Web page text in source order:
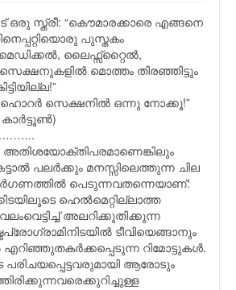
സ്ത്രീ: “കൌമാരക്കാരെ എങ്ങനെ
പുസ്തകം
ലൈഫ്സ്റ്റൈല്‍,
മൊത്തം തിരഞ്ഞിട്ടും
സെക്ഷനില്‍ ഒന്നു നോക്കൂ!”
അതിശയോക്തിപരമാണെങ്കിലും
പലര്‍ക്കും മനസ്സിലെത്തുന്ന ചില
പെടുന്നവതന്നെയാണ്:
ഹെല്‍മെറ്റില്ലാത്ത
അലറിക്കുതിക്കുന്ന
ടീവിയെങ്ങാനും
റിമോട്ടുകള്‍.
ആരോടും